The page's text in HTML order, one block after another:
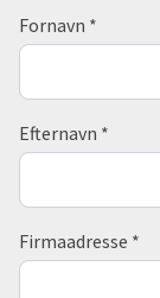
Fornavn *
Efternavn *
Firmaadresse *